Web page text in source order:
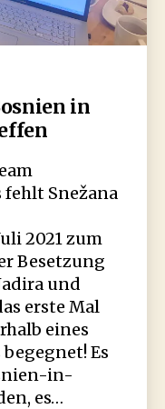
in
Snežana
2021 zum
Besetzung
und
erste Mal
eines
Es
in-
es…